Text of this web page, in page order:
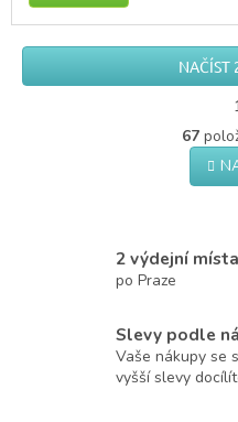
NAČÍST
67
2 výdejní místa
po Praze
Slevy podle
Vaše nákupy se
vyšší slevy